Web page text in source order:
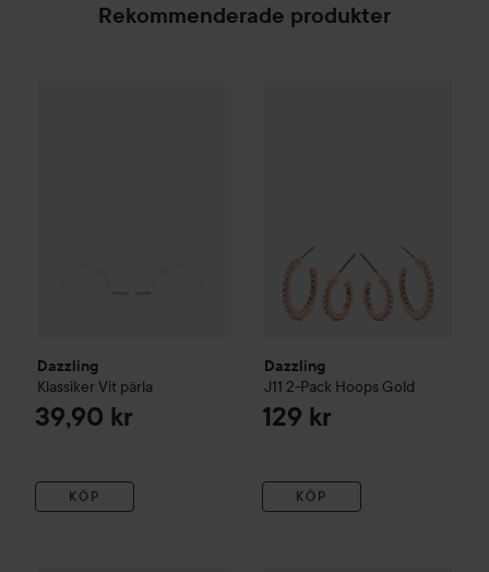
Rekommenderade produkter
Dazzling
Klassiker Vit pärla
39,90 kr
KÖP
Dazzling
J11 2-Pack Hoops Gold
129 kr
KÖP